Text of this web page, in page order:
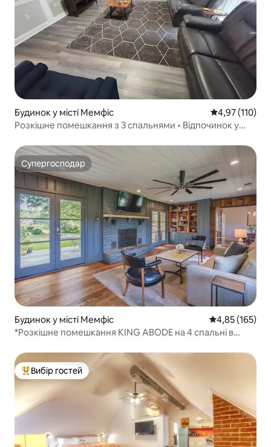
Будинок у місті Мемфіс Середня
4,97 (110)
Розкішне помешкання з 3 спальнями • Відпочинок у
Супергосподар
Супергосподар
Будинок у місті Мемфіс Середня
4,85 (165)
*Розкішне помешкання KING ABODE на 4 спальні в
Топ вибір гостей
Вибір гостей